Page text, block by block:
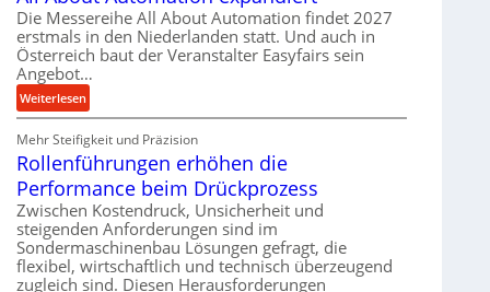
o
r
g
u
n
g
e
n
t
p
a
n
n
c
h
i
n
e
n
a
u
-
B
e
s
t
Die Messereihe All About Automation findet 2027
erstmals in den Niederlanden statt. Und auch in
Österreich baut der Veranstalter Easyfairs sein
Angebot…
Weiterlesen:
A
l
l
b
o
u
t
A
Mehr Steifigkeit und Präzision
Rollenführungen erhöhen die
Performance beim Drückprozess
Zwischen Kostendruck, Unsicherheit und
steigenden Anforderungen sind im
Sondermaschinenbau Lösungen gefragt, die
flexibel, wirtschaftlich und technisch überzeugend
zugleich sind. Diesen Herausforderungen